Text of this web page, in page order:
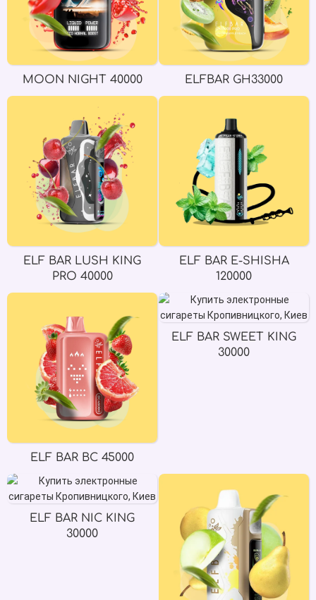
MOON NIGHT 40000 ELFBAR GH33000
ELF BAR LUSH KING
PRO 40000
ELF BAR E-SHISHA
120000
ELF BAR BC 45000
ELF BAR SWEET KING
30000
ELF BAR NIC KING
30000